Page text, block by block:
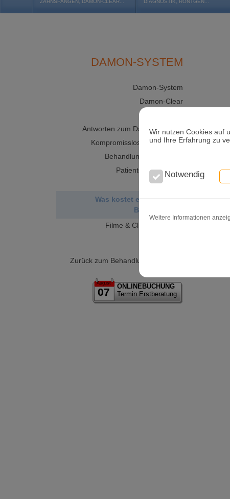
Wir nutzen Cookies auf
und Ihre Erfahrung zu
Notwendig
Weitere Informationen
DAMON-SYSTEM
Damon-System
Damon-Clear
Antworten zum Damon-System
Kompromisslose Ergebnisse
Behandlungsergebnisse
Patientenmeinungen
Kurz-FAQ`S
Was kostet eine Damon
Behandlung
Filme & Clips zu Damon
Zurück zum Behandlungsspektrum
August
07
ONLINEBUCHUNG
Termin Erstberatung